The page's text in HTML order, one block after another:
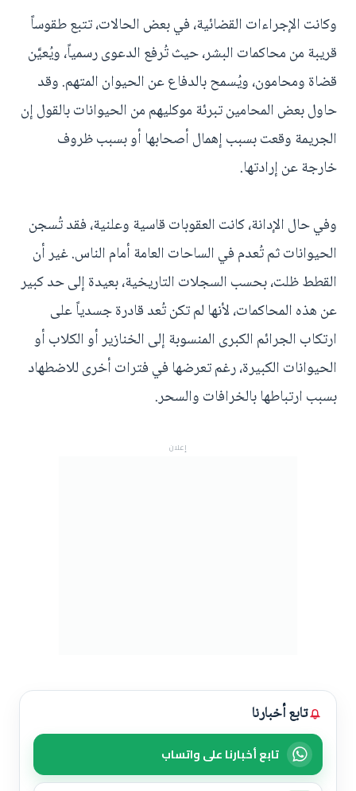
وكانت الإجراءات القضائية، في بعض الحالات، تتبع طقوساً
قريبة من محاكمات البشر، حيث تُرفع الدعوى رسمياً، ويُعيَّن
قضاة ومحامون، ويُسمح بالدفاع عن الحيوان المتهم. وقد
حاول بعض المحامين تبرئة موكليهم من الحيوانات بالقول إن
الجريمة وقعت بسبب إهمال أصحابها أو بسبب ظروف
خارجة عن إرادتها.
وفي حال الإدانة، كانت العقوبات قاسية وعلنية، فقد تُسجن
الحيوانات ثم تُعدم في الساحات العامة أمام الناس. غير أن
القطط ظلت، بحسب السجلات التاريخية، بعيدة إلى حد كبير
عن هذه المحاكمات، لأنها لم تكن تُعد قادرة جسدياً على
ارتكاب الجرائم الكبرى المنسوبة إلى الخنازير أو الكلاب أو
الحيوانات الكبيرة، رغم تعرضها في فترات أخرى للاضطهاد
بسبب ارتباطها بالخرافات والسحر.
إعلان
تابع أخبارنا
تابع أخبارنا على واتساب